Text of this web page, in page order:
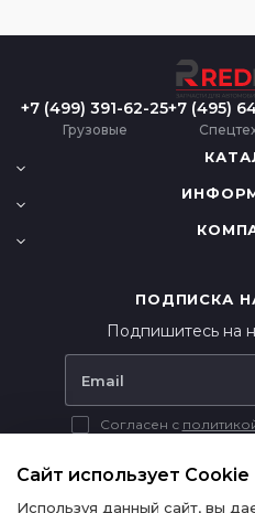
+7 (499) 391-62-25
Грузовые
+7 (495)
ПОДПИСКА
Подпишитесь на
Согласен с
информационный характер и ни при
публичной офертой в соответствии с
Сайт использует Cookie
Используя данный сайт, вы